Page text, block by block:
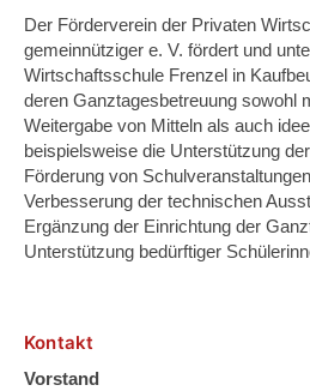
Der Förderverein der Privaten
gemeinnütziger e. V. fördert und
Wirtschaftsschule Frenzel in
deren Ganztagesbetreuung sowohl
Weitergabe von Mitteln als auch
beispielsweise die Unterstützung
Förderung von
Verbesserung der technischen
Ergänzung der Einrichtung der
Unterstützung bedürftiger
Kontakt
Vorstand